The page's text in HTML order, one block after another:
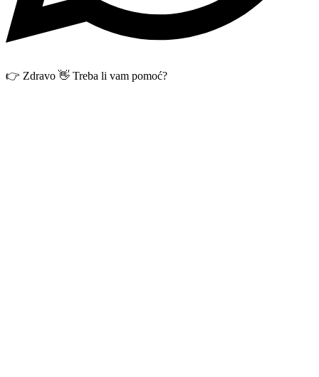
👉 Zdravo 👋 Treba li vam pomoć?